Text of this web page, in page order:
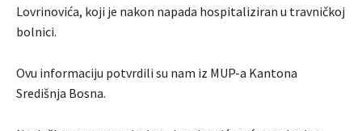
Lovrinovića, koji je nakon napada hospitaliziran u travničkoj
bolnici.
Ovu informaciju potvrdili su nam iz MUP-a Kantona
Središnja Bosna.